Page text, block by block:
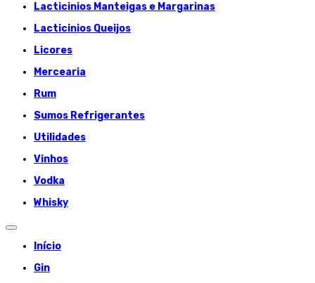
Lacticinios Manteigas e Margarinas
Lacticinios Queijos
Licores
Mercearia
Rum
Sumos Refrigerantes
Utilidades
Vinhos
Vodka
Whisky
Início
Gin